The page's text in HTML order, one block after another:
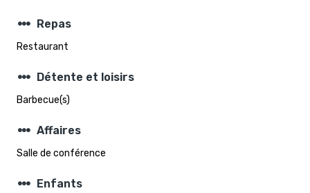
steppers Repas
Restaurant
steppers Détente et loisirs
Barbecue(s)
steppers Affaires
Salle de conférence
steppers Enfants